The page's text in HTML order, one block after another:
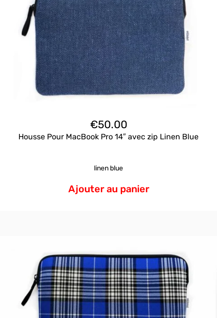
€50.00
Housse Pour MacBook Pro 14″ avec zip Linen Blue
linen blue
Ajouter au panier